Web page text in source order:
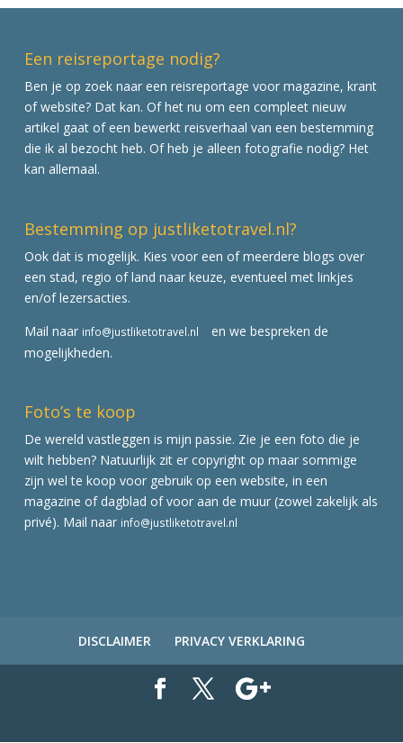
Een reisreportage nodig?
Ben je op zoek naar een reisreportage voor magazine, krant
of website? Dat kan. Of het nu om een compleet nieuw
artikel gaat of een bewerkt reisverhaal van een bestemming
die ik al bezocht heb. Of heb je alleen fotografie nodig? Het
kan allemaal.
Bestemming op justliketotravel.nl?
Ook dat is mogelijk. Kies voor een of meerdere blogs over
een stad, regio of land naar keuze, eventueel met linkjes
en/of lezersacties.
Mail naar info@justliketotravel.nl
en we bespreken de
mogelijkheden.
Foto’s te koop
De wereld vastleggen is mijn passie. Zie je een foto die je
wilt hebben? Natuurlijk zit er copyright op maar sommige
zijn wel te koop voor gebruik op een website, in een
magazine of dagblad of voor aan de muur (zowel zakelijk als
privé). Mail naar info@justliketotravel.nl
DISCLAIMER PRIVACY VERKLARING